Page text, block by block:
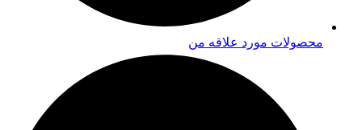
محصولات مورد علاقه من